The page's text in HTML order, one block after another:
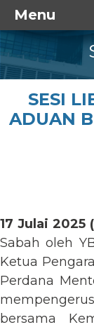
SESI
ADUAN
17 Julai 2025
Sabah oleh
Ketua
Perdana
bersama
Menu